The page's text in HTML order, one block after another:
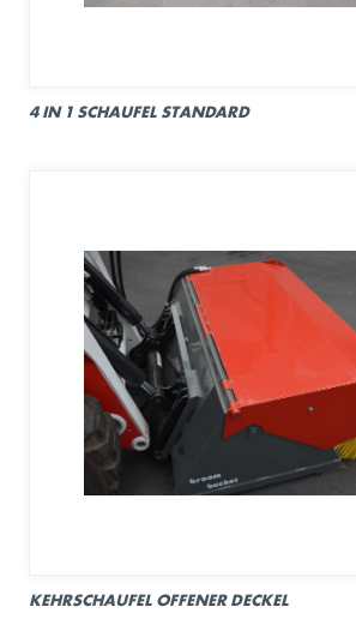
4 IN 1 SCHAUFEL STANDARD
KEHRSCHAUFEL OFFENER DECKEL